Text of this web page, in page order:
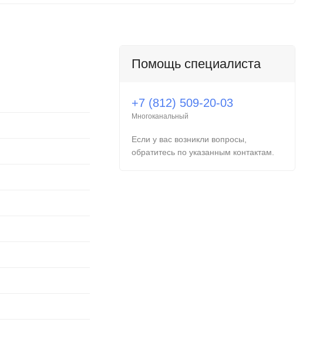
Помощь специалиста
+7 (812) 509-20-03
Многоканальный
Если у вас возникли вопросы,
обратитесь по указанным контактам.